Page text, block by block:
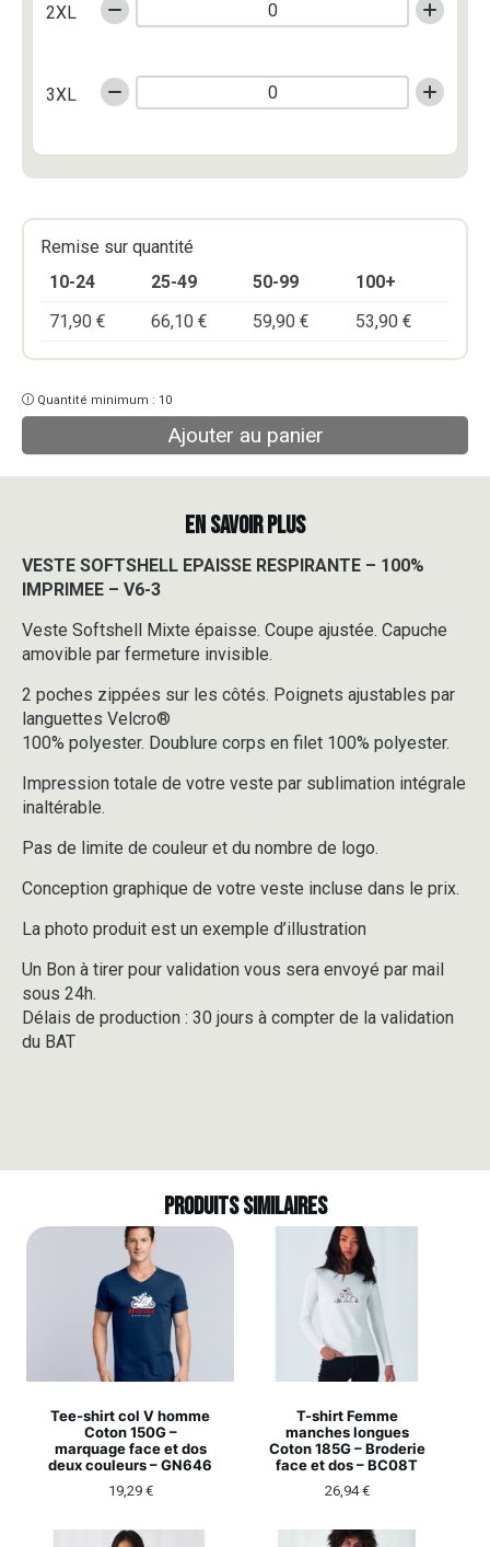
2XL
3XL
Remise sur quantité
10-24
25-49 50-99
100+
71,90 € 66,10 € 59,90 € 53,90 €
Quantité minimum : 10
Ajouter au panier
EN SAVOIR PLUS
VESTE SOFTSHELL EPAISSE RESPIRANTE – 100%
IMPRIMEE – V6-3
Veste Softshell Mixte épaisse. Coupe ajustée. Capuche
amovible par fermeture invisible.
2 poches zippées sur les côtés. Poignets ajustables par
languettes Velcro®
100% polyester. Doublure corps en filet 100% polyester.
Impression totale de votre veste par sublimation intégrale
inaltérable.
Pas de limite de couleur et du nombre de logo.
Conception graphique de votre veste incluse dans le prix.
La photo produit est un exemple d’illustration
Un Bon à tirer pour validation vous sera envoyé par mail
sous 24h.
Délais de production : 30 jours à compter de la validation
du BAT
Produits similaires
Tee-shirt col V homme
Coton 150G –
marquage face et dos
deux couleurs – GN646
19,29 €
T-shirt Femme
manches longues
Coton 185G – Broderie
face et dos – BC08T
26,94€